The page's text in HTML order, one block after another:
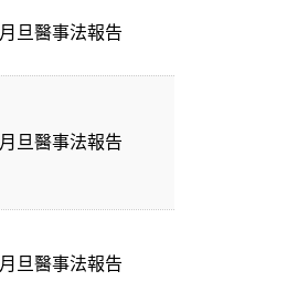
月旦醫事法報告
月旦醫事法報告
月旦醫事法報告